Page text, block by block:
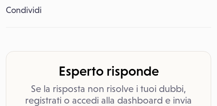
Condividi
Esperto risponde
Se la risposta non risolve i tuoi dubbi,
registrati o accedi alla dashboard e invia